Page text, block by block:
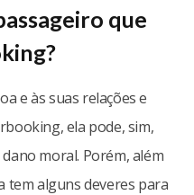
que
e às suas relações e
ela pode, sim,
moral. Porém, além
tem alguns deveres para